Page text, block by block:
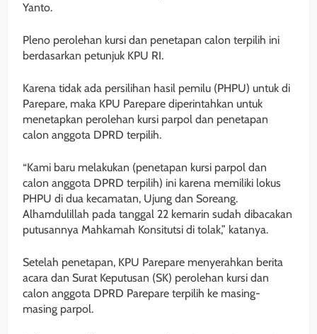
Yanto.
Pleno perolehan kursi dan penetapan calon terpilih ini
berdasarkan petunjuk KPU RI.
Karena tidak ada persilihan hasil pemilu (PHPU) untuk di
Parepare, maka KPU Parepare diperintahkan untuk
menetapkan perolehan kursi parpol dan penetapan
calon anggota DPRD terpilih.
“Kami baru melakukan (penetapan kursi parpol dan
calon anggota DPRD terpilih) ini karena memiliki lokus
PHPU di dua kecamatan, Ujung dan Soreang.
Alhamdulillah pada tanggal 22 kemarin sudah dibacakan
putusannya Mahkamah Konsitutsi di tolak,” katanya.
Setelah penetapan, KPU Parepare menyerahkan berita
acara dan Surat Keputusan (SK) perolehan kursi dan
calon anggota DPRD Parepare terpilih ke masing-
masing parpol.